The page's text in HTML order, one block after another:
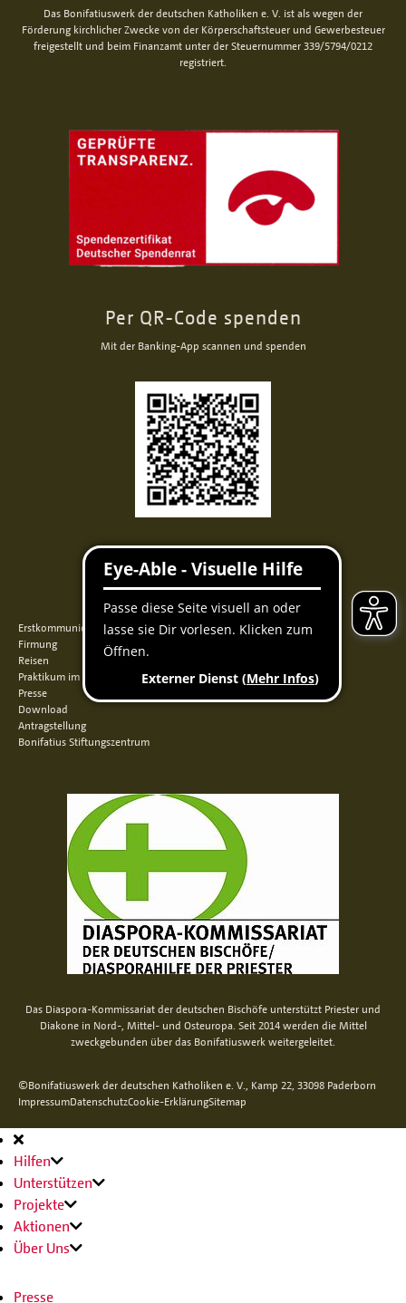
Das Bonifatiuswerk der deutschen Katholiken e. V. ist als wegen der
Förderung kirchlicher Zwecke von der Körperschaftsteuer und Gewerbesteuer
freigestellt und beim Finanzamt unter der Steuernummer 339/5794/0212
registriert.
Per QR-Code spenden
Mit der Banking-App scannen und spenden
FacebookInstagramYoutube
QUICKLINKS
Erstkommunion
Firmung
Reisen
Praktikum im Norden
Presse
Download
Antragstellung
Bonifatius Stiftungszentrum
Das Diaspora-Kommissariat der deutschen Bischöfe unterstützt Priester und
Diakone in Nord-, Mittel- und Osteuropa. Seit 2014 werden die Mittel
zweckgebunden über das Bonifatiuswerk weitergeleitet.
©Bonifatiuswerk der deutschen Katholiken e. V., Kamp 22, 33098 Paderborn
ImpressumDatenschutzCookie-ErklärungSitemap
Hauptnavigation
Hilfen
Unterstützen
Projekte
Aktionen
Über Uns
Presse